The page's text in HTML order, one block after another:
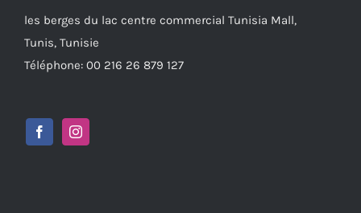
les berges du lac centre commercial Tunisia Mall,
Tunis, Tunisie
Téléphone: 00 216 26 879 127